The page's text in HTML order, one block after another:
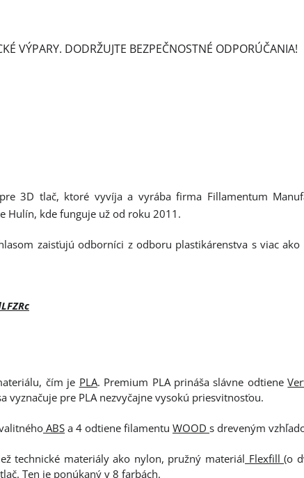
VÝPARY. DODRŽUJTE BEZPEČNOSTNÉ ODPORÚČANIA!
3D tlač, ktoré vyvíja a vyrába firma Fillamentum
Hulín, kde funguje už od roku 2011.
zaisťujú odborníci z odboru plastikárenstva s viac
čím je PLA. Premium PLA prináša slávne odtiene
vyznačuje pre PLA nezvyčajne vysokú priesvitnosťou.
ABS a 4 odtiene filamentu WOOD s dreveným
technické materiály ako nylon, pružný materiál Flexfill(o
Ten je ponúkaný v 8 farbách.